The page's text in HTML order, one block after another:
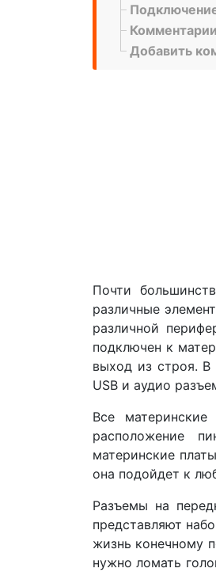
Добавить
Почти
различные
различной
подключен к
выход из строя. В
USB и аудио
Все
расположение
материнские
она подойдет к
Разъемы на
представляют
жизнь конечному
нужно ломать